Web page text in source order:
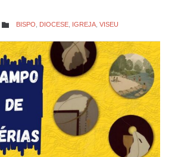
 CATEGORY
BISPO DIOCESE IGREJA VISEU